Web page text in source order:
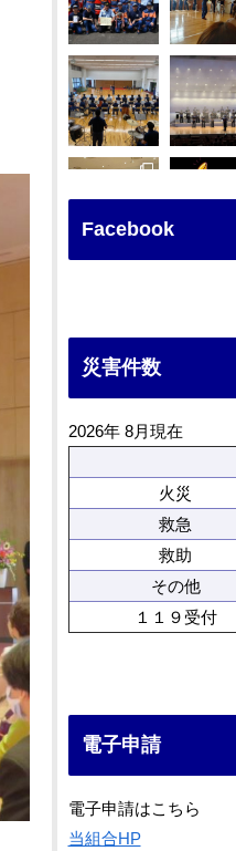
Facebook
災害件数
2026年 8月現在
火災
救急
救助
その他
１１９受付
電子申請
電子申請はこちら
当組合HP